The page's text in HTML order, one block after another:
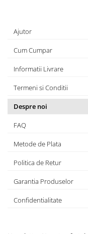
Ajutor
Cum Cumpar
Informatii Livrare
Termeni si Conditii
Despre noi
FAQ
Metode de Plata
Politica de Retur
Garantia Produselor
Confidentialitate